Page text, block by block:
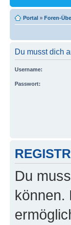
Portal » Foren-
Du musst dich
Username:
Passwort:
Du
können.